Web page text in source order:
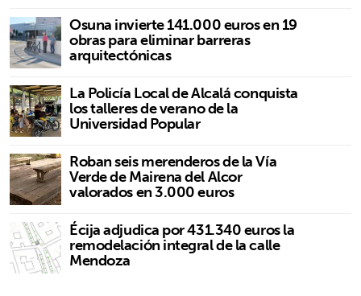
Osuna invierte 141.000 euros en 19
obras para eliminar barreras
arquitectónicas
La Policía Local de Alcalá conquista
los talleres de verano de la
Universidad Popular
Roban seis merenderos de la Vía
Verde de Mairena del Alcor
valorados en 3.000 euros
Écija adjudica por 431.340 euros la
remodelación integral de la calle
Mendoza